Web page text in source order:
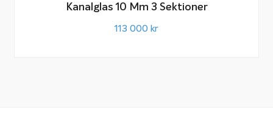
Kanalglas 10 Mm 3 Sektioner
113 000 kr